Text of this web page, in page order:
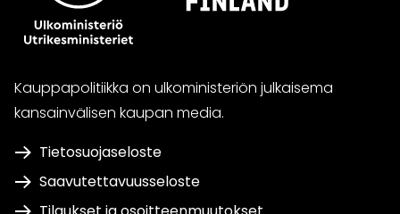
Kauppapolitiikka on ulkoministeriön julkaisema
kansainvälisen kaupan media.
Tietosuojaseloste
Saavutettavuusseloste